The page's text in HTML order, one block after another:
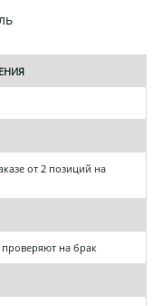
от 2 позиций на
проверяют на брак